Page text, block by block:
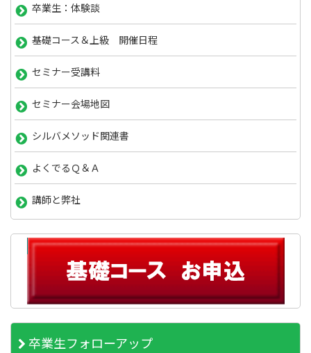
卒業生：体験談
基礎コース＆上級 開催日程
セミナー受講料
セミナー会場地図
シルバメソッド関連書
よくでるＱ＆Ａ
講師と弊社
卒業生フォローアップ